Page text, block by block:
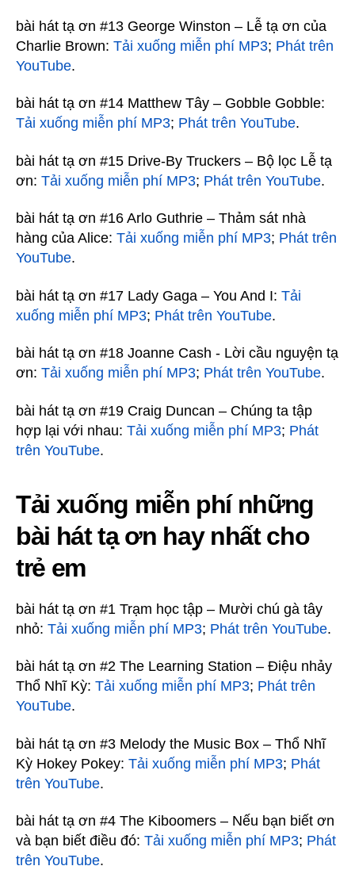
bài hát tạ ơn #13 George Winston – Lễ tạ ơn của
Charlie Brown: Tải xuống miễn phí MP3; Phát trên
YouTube.
bài hát tạ ơn #14 Matthew Tây – Gobble Gobble:
Tải xuống miễn phí MP3; Phát trên YouTube.
bài hát tạ ơn #15 Drive-By Truckers – Bộ lọc Lễ tạ
ơn: Tải xuống miễn phí MP3; Phát trên YouTube.
bài hát tạ ơn #16 Arlo Guthrie – Thảm sát nhà
hàng của Alice: Tải xuống miễn phí MP3; Phát trên
YouTube.
bài hát tạ ơn #17 Lady Gaga – You And I: Tải
xuống miễn phí MP3; Phát trên YouTube.
bài hát tạ ơn #18 Joanne Cash - Lời cầu nguyện tạ
ơn: Tải xuống miễn phí MP3; Phát trên YouTube.
bài hát tạ ơn #19 Craig Duncan – Chúng ta tập
hợp lại với nhau: Tải xuống miễn phí MP3; Phát
trên YouTube.
Tải xuống miễn phí những
bài hát tạ ơn hay nhất cho
trẻ em
bài hát tạ ơn #1 Trạm học tập – Mười chú gà tây
nhỏ: Tải xuống miễn phí MP3; Phát trên YouTube.
bài hát tạ ơn #2 The Learning Station – Điệu nhảy
Thổ Nhĩ Kỳ: Tải xuống miễn phí MP3; Phát trên
YouTube.
bài hát tạ ơn #3 Melody the Music Box – Thổ Nhĩ
Kỳ Hokey Pokey: Tải xuống miễn phí MP3; Phát
trên YouTube.
bài hát tạ ơn #4 The Kiboomers – Nếu bạn biết ơn
và bạn biết điều đó: Tải xuống miễn phí MP3; Phát
trên YouTube.